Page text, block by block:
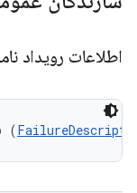
اطلاعات رویداد
(